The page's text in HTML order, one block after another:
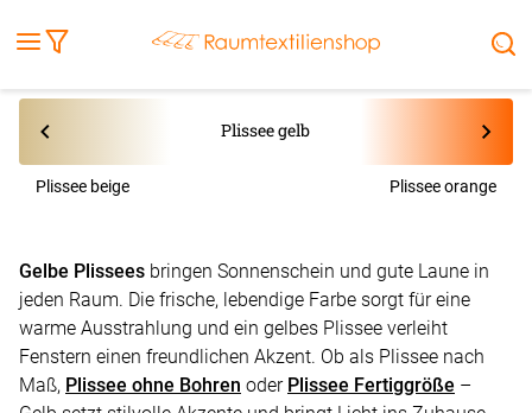
Außenrollo
Stoffe
Markise Sonnensegel
Plissee beige
Plissee gelb
Plissee orange
Gelbe Plissees bringen Sonnenschein und gute Laune in
jeden Raum. Die frische, lebendige Farbe sorgt für eine
warme Ausstrahlung und ein gelbes Plissee verleiht
Fenstern einen freundlichen Akzent. Ob als Plissee nach
Maß, Plissee ohne Bohren oder Plissee Fertiggröße –